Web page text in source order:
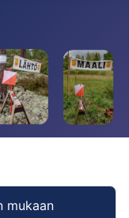
mukaan